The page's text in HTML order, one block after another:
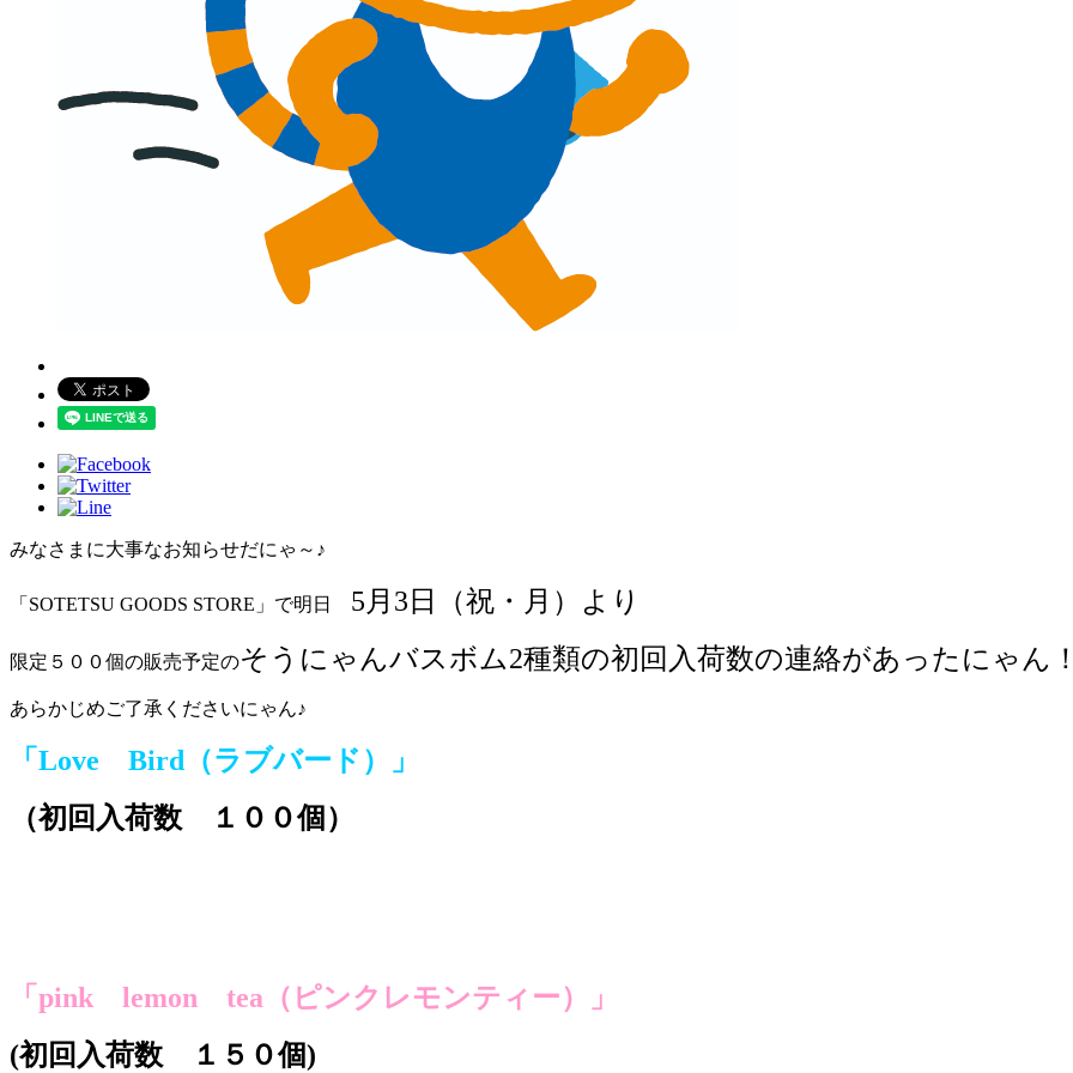
みなさまに大事なお知らせだにゃ～♪
「SOTETSU GOODS STORE」で明日 5月3日（祝・月）より
限定５００個の販売予定のそうにゃんバスボム2種類の初回入荷数の連絡があったにゃん
あらかじめご了承くださいにゃん♪
「Love Bird（ラブバード）」
（初回入荷数 １００個）
「pink lemon tea（ピンクレモンティー）」
(初回入荷数 １５０個)